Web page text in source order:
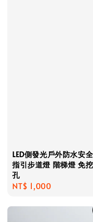
LED側發光戶外防水安全
指引步道燈 階梯燈 免挖
孔
Regular
NT$ 1,000